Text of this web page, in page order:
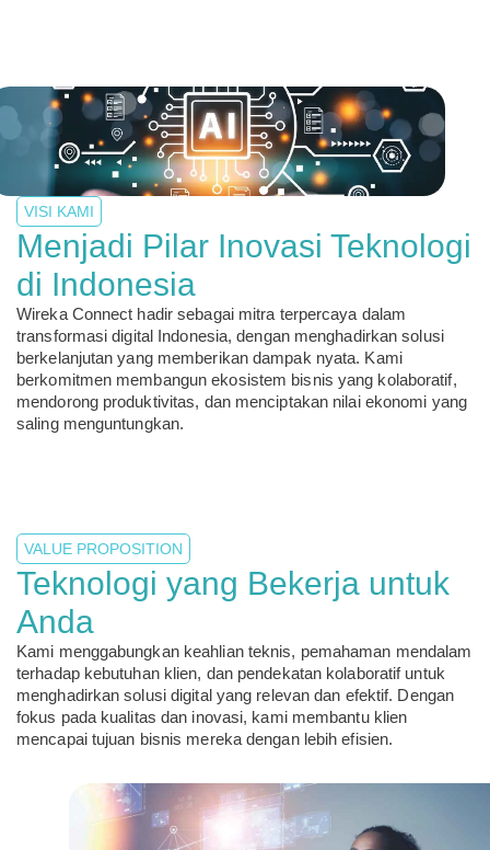
VISI KAMI
Menjadi Pilar Inovasi Teknologi
di Indonesia
Wireka Connect hadir sebagai mitra terpercaya dalam
transformasi digital Indonesia, dengan menghadirkan solusi
berkelanjutan yang memberikan dampak nyata. Kami
berkomitmen membangun ekosistem bisnis yang kolaboratif,
mendorong produktivitas, dan menciptakan nilai ekonomi yang
saling menguntungkan.
VALUE PROPOSITION
Teknologi yang Bekerja untuk
Anda
Kami menggabungkan keahlian teknis, pemahaman mendalam
terhadap kebutuhan klien, dan pendekatan kolaboratif untuk
menghadirkan solusi digital yang relevan dan efektif. Dengan
fokus pada kualitas dan inovasi, kami membantu klien
mencapai tujuan bisnis mereka dengan lebih efisien.